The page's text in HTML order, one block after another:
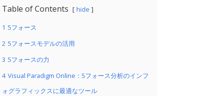
Table of Contents hide
1 5フォース
2 5フォースモデルの活用
3 5フォースの力
4 Visual Paradigm Online：5フォース分析のインフ
ォグラフィックスに最適なツール